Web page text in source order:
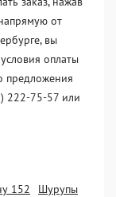
от
вы
оплаты
предложения
222-75-57 или
152
Шурупы